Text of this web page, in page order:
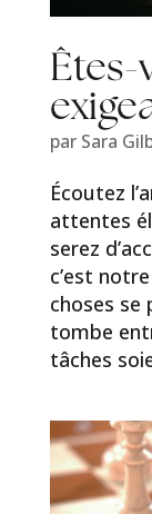
Êtes-
par Sara
Écoutez
attentes
serez
c’est
choses se
tombe
tâches